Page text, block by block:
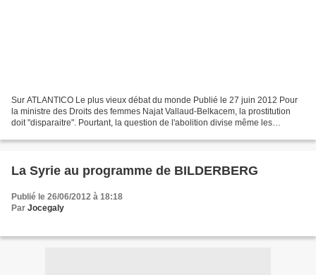
Sur ATLANTICO Le plus vieux débat du monde Publié le 27 juin 2012 Pour
la ministre des Droits des femmes Najat Vallaud-Belkacem, la prostitution
doit "disparaitre". Pourtant, la question de l'abolition divise même les
La Syrie au programme de BILDERBERG
Publié le 26/06/2012 à 18:18
Par Jocegaly